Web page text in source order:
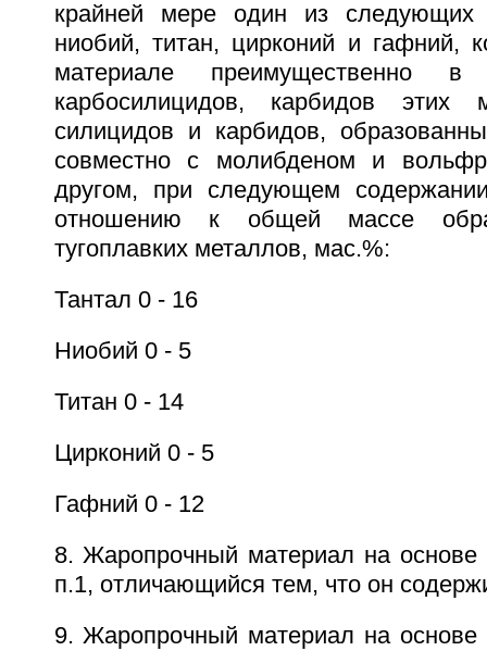
крайней мере один из следующих
ниобий, титан, цирконий и гафний,
материале преимущественно
карбосилицидов, карбидов этих
силицидов и карбидов,
совместно с молибденом и
другом, при следующем
отношению к общей массе
тугоплавких металлов, маc.%:
Тантал 0 - 16
Ниобий 0 - 5
Титан 0 - 14
Цирконий 0 - 5
Гафний 0 - 12
8. Жаропрочный материал на основе
п.1, отличающийся тем, что он
9. Жаропрочный материал на основе